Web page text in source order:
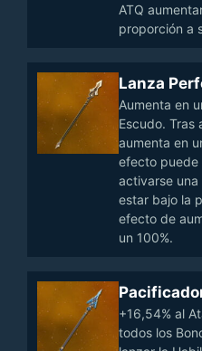
ATQ
proporción a
Lanza
Aumenta en
Escudo. Tras
aumenta en
efecto puede
activarse
estar bajo la
efecto de
un 100%.
+16,54% al
todos los